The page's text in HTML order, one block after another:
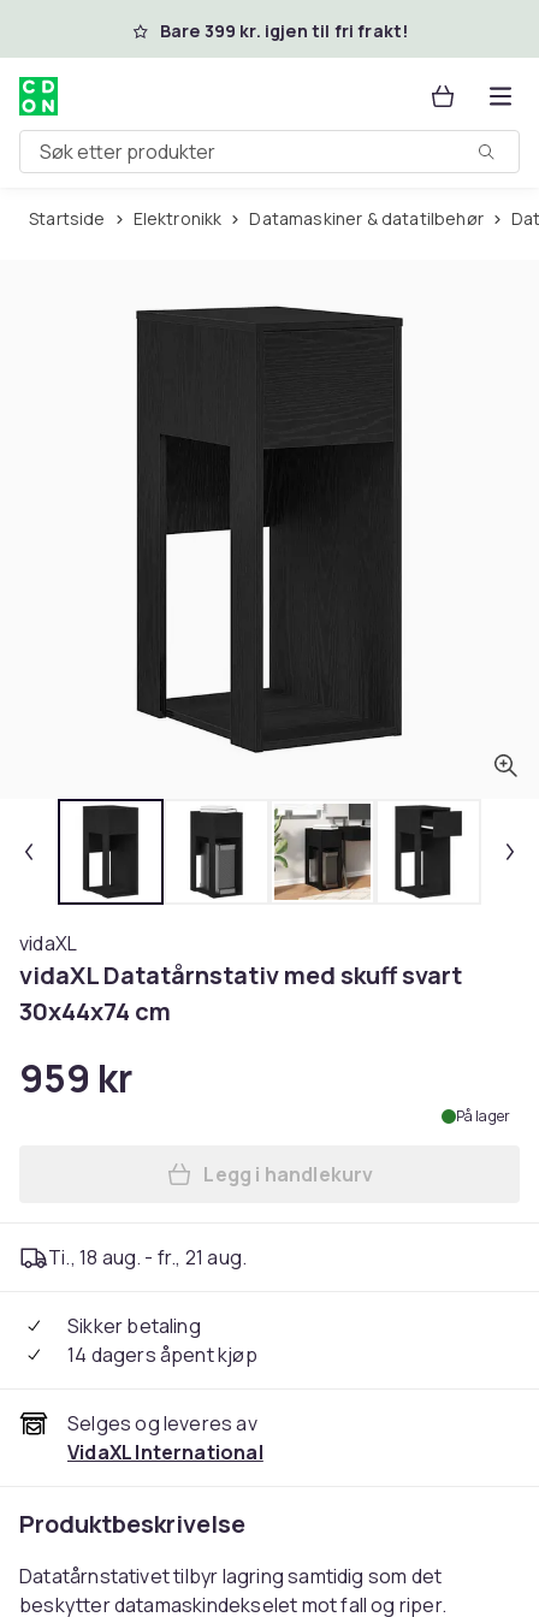
Hopp til hovedinnholdBare 399 kr. igjen til fri frakt!
Søk etter produkter
Startside Elektronikk Datamaskiner & datatilbehør
vidaXL
vidaXL Datatårnstativ med skuff svart
30x44x74 cm
959 kr
På lager
Legg vidaXL
Legg i handlekurv
Ti., 18 aug. - fr., 21 aug.
Sikker betaling
14 dagers åpent kjøp
Selges og leveres av
VidaXL International
Produktbeskrivelse
Datatårnstativet tilbyr lagring samtidig som det
beskytter datamaskindekselet mot fall og riper.